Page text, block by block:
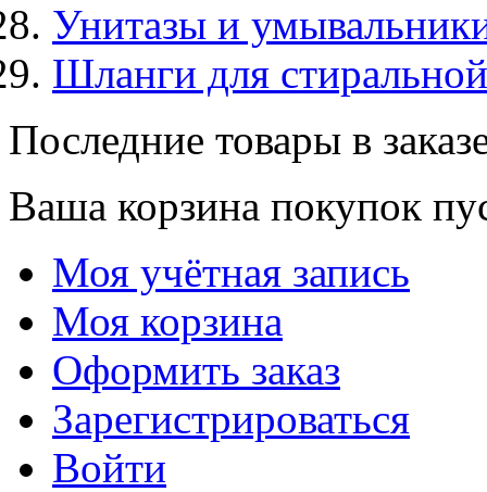
Унитазы и
Шланги для
Последние товары в
Ваша корзина покупок
Моя учётная запись
Моя корзина
Оформить заказ
Зарегистрироваться
Войти